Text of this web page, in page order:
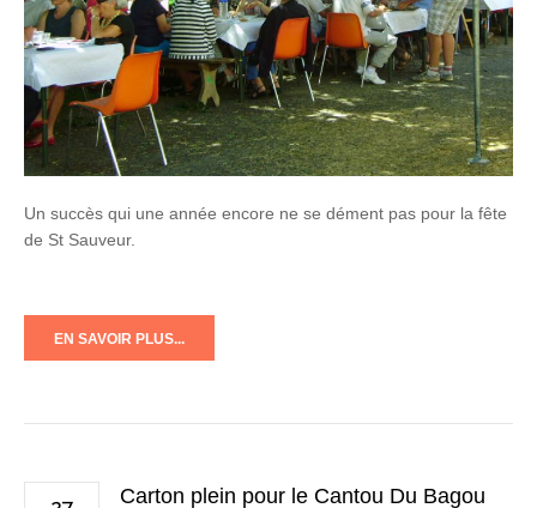
Un succès qui une année encore ne se dément pas pour la fête
de St Sauveur.
EN SAVOIR PLUS...
Carton plein pour le Cantou Du Bagou